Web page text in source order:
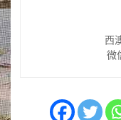
西
微